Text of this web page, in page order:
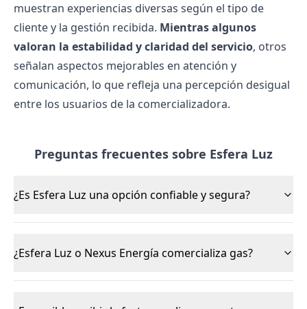
muestran experiencias diversas según el tipo de
cliente y la gestión recibida. Mientras algunos
valoran la estabilidad y claridad del servicio, otros
señalan aspectos mejorables en atención y
comunicación, lo que refleja una percepción desigual
entre los usuarios de la comercializadora.
Preguntas frecuentes sobre Esfera Luz
¿Es Esfera Luz una opción confiable y segura?
¿Esfera Luz o Nexus Energía comercializa gas?